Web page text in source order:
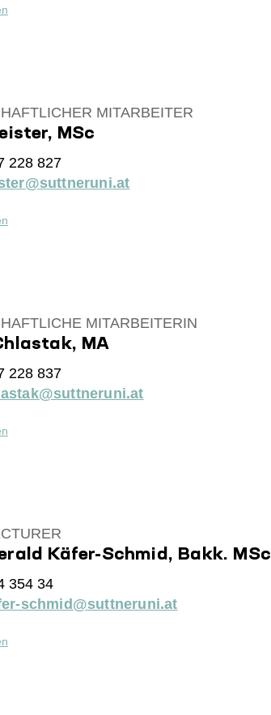
MITARBEITER
MSc
228 827
MITARBEITERIN
MA
228 837
Käfer-Schmid, Bakk. MSc
354 34
schmid@suttneruni.at